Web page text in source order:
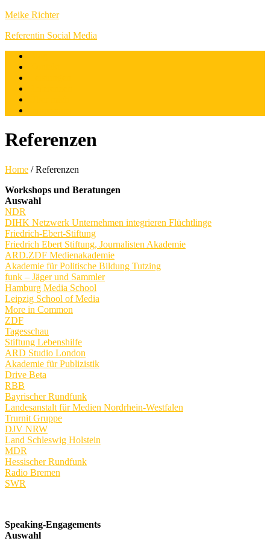
Meike Richter
Referentin Social Media
Referenzen
Home /Referenzen
Workshops und Beratungen
Auswahl
NDR
DIHK Netzwerk Unternehmen integrieren Flüchtlinge
Friedrich-Ebert-Stiftung
Friedrich Ebert Stiftung, Journalisten Akademie
ARD.ZDF Medienakademie
Akademie für Politische Bildung Tutzing
funk – Jäger und Sammler
Hamburg Media School
Leipzig School of Media
More in Common
ZDF
Tagesschau
Stiftung Lebenshilfe
ARD Studio London
Akademie für Publizistik
Drive Beta
RBB
Bayrischer Rundfunk
Landesanstalt für Medien Nordrhein-Westfalen
Trurnit Gruppe
DJV NRW
Land Schleswig Holstein
MDR
Hessischer Rundfunk
Radio Bremen
SWR
Speaking-Engagements
Auswahl